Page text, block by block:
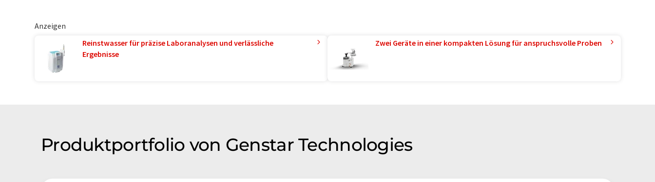
Anzeigen
Reinstwasser für präzise Laboranalysen und verlässliche
Ergebnisse
Zwei Geräte in einer kompakten Lösung für anspruchsvolle Proben
Produktportfolio von Genstar Technologies